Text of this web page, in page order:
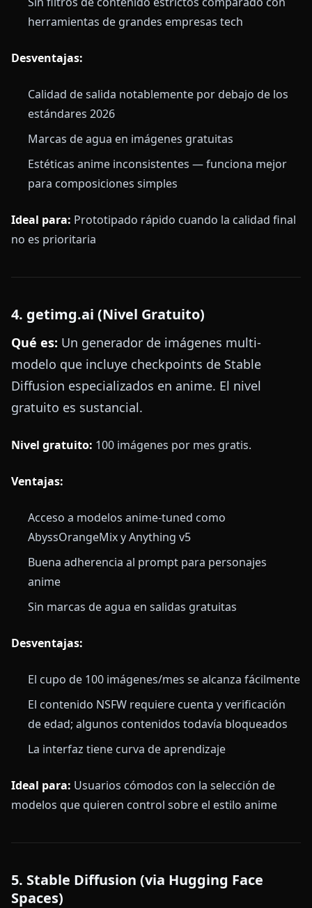
herramientas de grandes empresas tech
Desventajas:
Calidad de salida notablemente por debajo de los
estándares 2026
Marcas de agua en imágenes gratuitas
Estéticas anime inconsistentes — funciona mejor
para composiciones simples
Ideal para: Prototipado rápido cuando la calidad final
no es prioritaria
4. getimg.ai (Nivel Gratuito)
Qué es: Un generador de imágenes multi-
modelo que incluye checkpoints de Stable
Diffusion especializados en anime. El nivel
gratuito es sustancial.
Nivel gratuito: 100 imágenes por mes gratis.
Ventajas:
Acceso a modelos anime-tuned como
AbyssOrangeMix y Anything v5
Buena adherencia al prompt para personajes
anime
Sin marcas de agua en salidas gratuitas
Desventajas:
El cupo de 100 imágenes/mes se alcanza fácilmente
El contenido NSFW requiere cuenta y verificación
de edad; algunos contenidos todavía bloqueados
La interfaz tiene curva de aprendizaje
Ideal para: Usuarios cómodos con la selección de
modelos que quieren control sobre el estilo anime
5. Stable Diffusion (via Hugging Face
Spaces)